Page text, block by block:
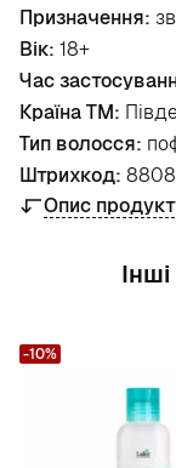
Призначення:
Вік: 18+
Час
Країна ТМ:
Тип волосся:
Штрихкод:
Опис
-10%